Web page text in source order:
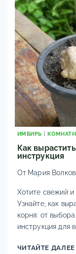
ИМБИРЬ |
Как
инструкция
От Мария
Хотите свежий
Узнайте, как
корня: от
инструкция для
ЧИТАЙТЕ ДАЛЕЕ